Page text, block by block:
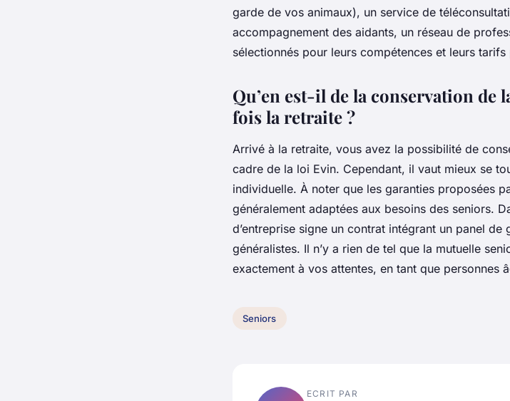
garde de vos animaux), un service de
accompagnement des aidants, un réseau de
sélectionnés pour leurs compétences et leurs
Qu’en est-il de la conservation de
fois la retraite ?
Arrivé à la retraite, vous avez la possibilité de
cadre de la loi Evin. Cependant, il vaut mieux se
individuelle. À noter que les garanties proposées
généralement adaptées aux besoins des seniors.
d’entreprise signe un contrat intégrant un panel
généralistes. Il n’y a rien de tel que la mutuelle
exactement à vos attentes, en tant que personnes
Seniors
ECRIT PAR